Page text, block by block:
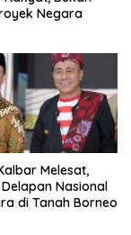
Negara
Melesat,
Nasional
di Tanah Borneo